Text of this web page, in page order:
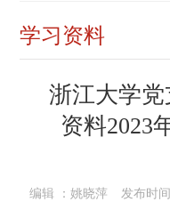
学习资料
浙江大学
资料2023
编辑 ： 姚晓萍 发布时间